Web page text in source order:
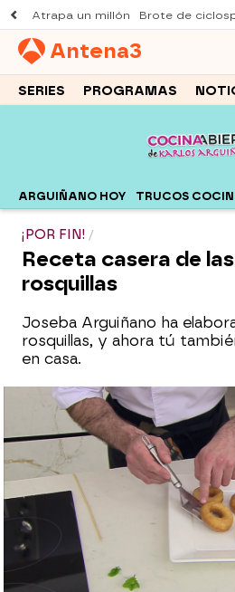
Atrapa un millón Brote de
Antena3
SERIES PROGRAMAS
ARGUIÑANO HOY TRUCOS
¡POR FIN!
Receta casera de
rosquillas
Joseba Arguiñano ha
rosquillas, y ahora tú
en casa.
antena3.com
Madrid
Publicado: 07 de septiembre